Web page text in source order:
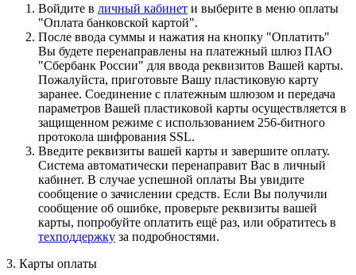
Войдите в личный кабинет и выберите в меню оплаты
"Оплата банковской картой".
После ввода суммы и нажатия на кнопку "Оплатить"
Вы будете перенаправлены на платежный шлюз ПАО
"Сбербанк России" для ввода реквизитов Вашей карты.
Пожалуйста, приготовьте Вашу пластиковую карту
заранее. Соединение с платежным шлюзом и передача
параметров Вашей пластиковой карты осуществляется в
защищенном режиме с использованием 256-битного
протокола шифрования SSL.
Введите реквизиты вашей карты и завершите оплату.
Система автоматически перенаправит Вас в личный
кабинет. В случае успешной оплаты Вы увидите
сообщение о зачислении средств. Если Вы получили
сообщение об ошибке, проверьте реквизиты вашей
карты, попробуйте оплатить ещё раз, или обратитесь в
техподдержку за подробностями.
3. Карты оплаты